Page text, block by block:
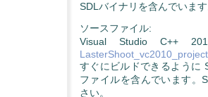
SDLバイナリを含んでいます
ソースファイル:
Visual Studio
すぐにビルドできるように
ファイルを含んでいます。
さい。